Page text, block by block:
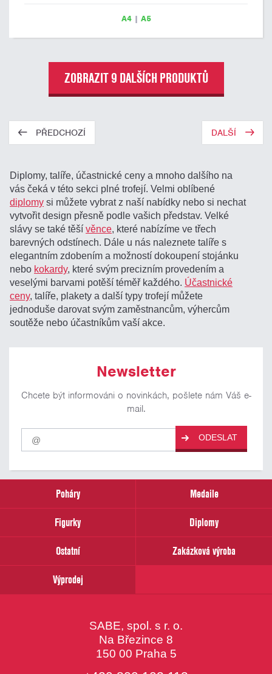
A4| A5
ZOBRAZIT 9 DALŠÍCH PRODUKTŮ
PŘEDCHOZÍ DALŠÍ
Diplomy, talíře, účastnické ceny a mnoho dalšího na
vás čeká v této sekci plné trofejí. Velmi oblíbené
diplomy si můžete vybrat z naší nabídky nebo si nechat
vytvořit design přesně podle vašich představ. Velké
slávy se také těšívěnce, které nabízíme ve třech
barevných odstínech. Dále u nás naleznete talíře s
elegantním zdobením a možností dokoupení stojánku
nebo kokardy, které svým precizním provedením a
veselými barvami potěší téměř každého. Účastnické
ceny, talíře, plakety a další typy trofejí můžete
jednoduše darovat svým zaměstnancům, výhercům
soutěže nebo účastníkům vaší akce.
Newsletter
Chcete být informováni o novinkách, pošlete nám Váš e-
mail.
Pro
odběr
našich
email
ODESLAT
Poháry
Medaile
Figurky
Diplomy
Ostatní
Zakázková výroba
Výprodej
SABE, spol. s r. o.
Na Březince 8
150 00 Praha 5